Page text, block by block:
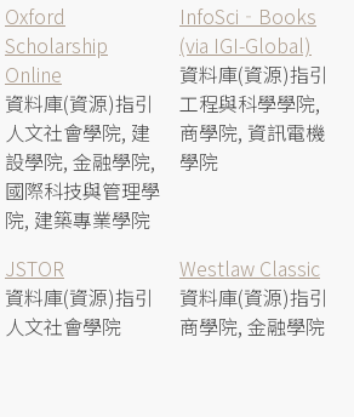
Oxford
Scholarship
Online
資料庫(資源)指引
人文社會學院, 建
設學院, 金融學院,
國際科技與管理學
院, 建築專業學院
InfoSci‐Books
(via IGI-Global)
資料庫(資源)指引
工程與科學學院,
商學院, 資訊電機
學院
JSTOR
資料庫(資源)指引
人文社會學院
Westlaw Classic
資料庫(資源)指引
商學院, 金融學院